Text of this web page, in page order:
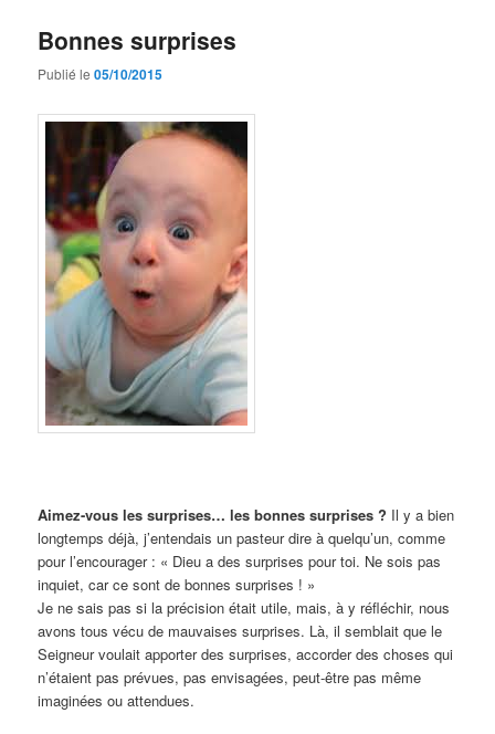
Bonnes surprises
Publié le05/10/2015
Aimez-vous les surprises… les bonnes surprises ? Il y a bien
longtemps déjà, j’entendais un pasteur dire à quelqu’un, comme
pour l’encourager : « Dieu a des surprises pour toi. Ne sois pas
inquiet, car ce sont de bonnes surprises ! »
Je ne sais pas si la précision était utile, mais, à y réfléchir, nous
avons tous vécu de mauvaises surprises. Là, il semblait que le
Seigneur voulait apporter des surprises, accorder des choses qui
n’étaient pas prévues, pas envisagées, peut-être pas même
imaginées ou attendues.